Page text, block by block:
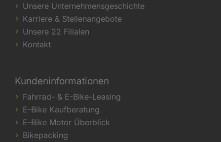
Unsere Unternehmensgeschichte
Karriere & Stellenangebote
Unsere 22 Filialen
Kontakt
Kundeninformationen
Fahrrad- & E-Bike-Leasing
E-Bike Kaufberatung
E-Bike Motor Überblick
Bikepacking